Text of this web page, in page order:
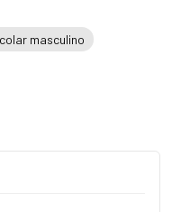
masculino